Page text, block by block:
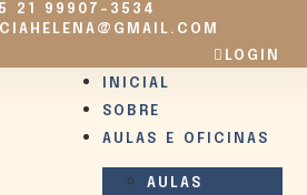
21 99907-3534
LOGIN
INICIAL
SOBRE
AULAS E OFICINAS
AULAS